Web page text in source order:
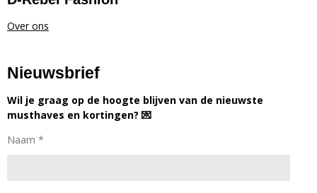
Over ons
Nieuwsbrief
Wil je graag op de hoogte blijven van de nieuwste
musthaves en kortingen? 💌
Naam *